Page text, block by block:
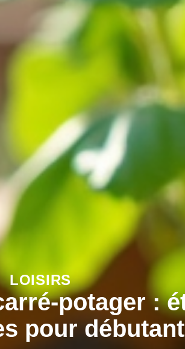
LOISIRS
potager :
pour